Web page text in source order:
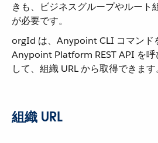
きも、ビジネスグループやルート
が必要です。
orgId は、Anypoint CLI コマンド
Anypoint Platform REST API を
して、組織 URL から取得できます
組織 URL